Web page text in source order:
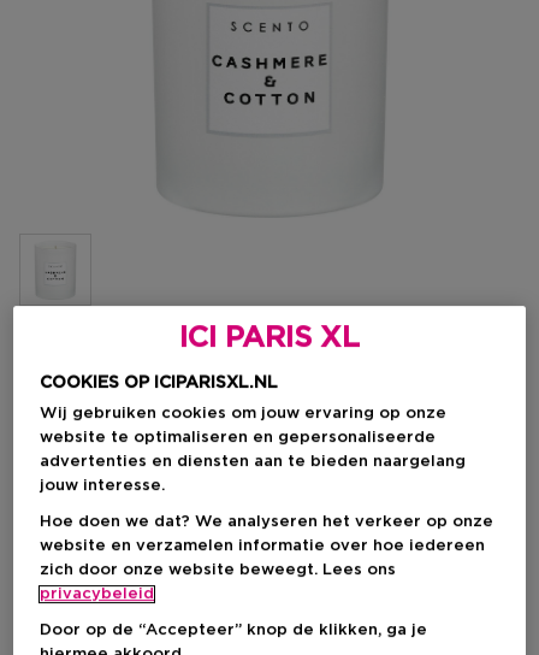
Kies je formaat
190 G Niet op voorraad
190 G
Kortingsprijs
Productprijs
€ 14,95
Kortingsprijs
€ 7,47
Productprijs
€ 14,95
ICI PARIS XL
COOKIES OP ICIPARISXL.NL
Wij gebruiken cookies om jouw ervaring op onze
website te optimaliseren en gepersonaliseerde
advertenties en diensten aan te bieden naargelang
jouw interesse.
Hoe doen we dat? We analyseren het verkeer op onze
website en verzamelen informatie over hoe iedereen
zich door onze website beweegt. Lees ons
privacybeleid
Door op de “Accepteer” knop de klikken, ga je